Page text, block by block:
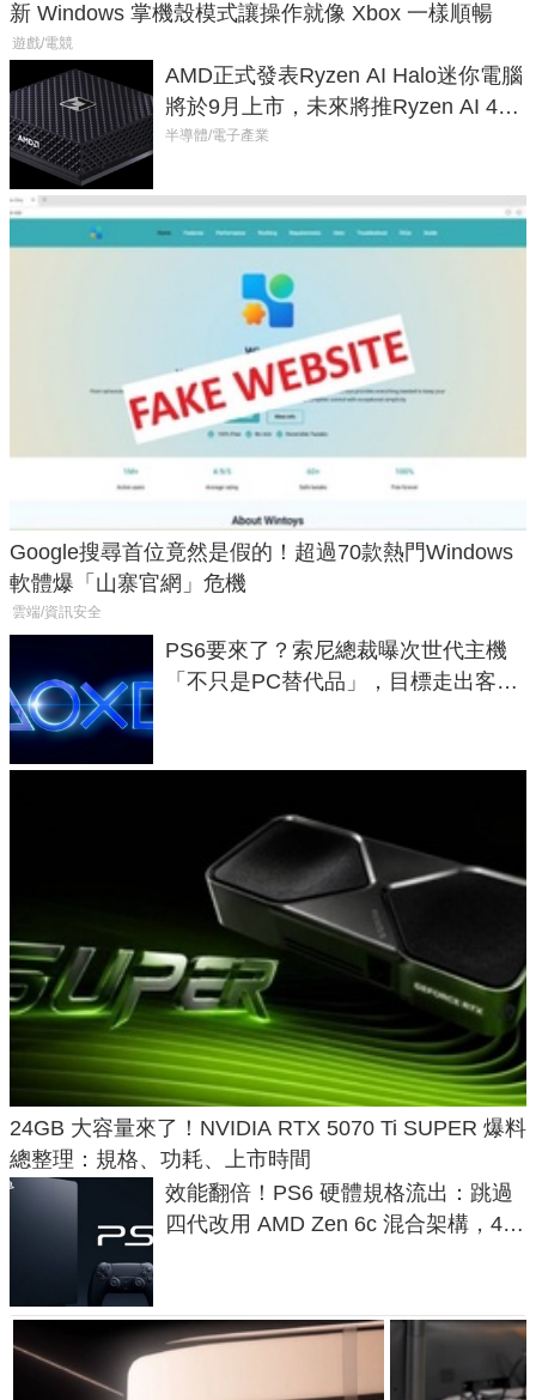
新 Windows 掌機殼模式讓操作就像 Xbox 一樣順暢
遊戲/電競
AMD正式發表Ryzen AI Halo迷你電腦
將於9月上市，未來將推Ryzen AI 400
Max系列處理器與對應升級版
半導體/電子產業
Google搜尋首位竟然是假的！超過70款熱門Windows
軟體爆「山寨官網」危機
雲端/資訊安全
PS6要來了？索尼總裁曝次世代主機
「不只是PC替代品」，目標走出客
24GB 大容量來了！NVIDIA RTX 5070 Ti SUPER 爆料
總整理：規格、功耗、上市時間
效能翻倍！PS6 硬體規格流出：跳過
四代改用 AMD Zen 6c 混合架構，4K